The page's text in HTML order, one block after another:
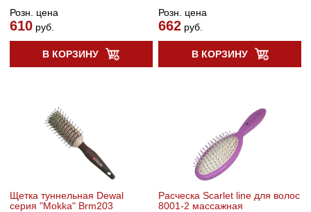
Розн. цена
610руб.
В КОРЗИНУ
Розн. цена
662 руб.
В КОРЗИНУ
Щетка туннельная Dewal
серия "Mokka" Brm203
Расческа Scarlet line для волос
8001-2 массажная